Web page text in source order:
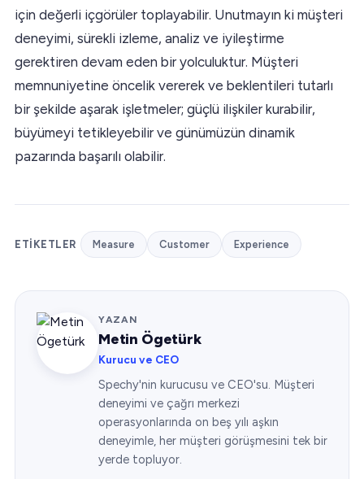
için değerli içgörüler toplayabilir. Unutmayın ki müşteri
deneyimi, sürekli izleme, analiz ve iyileştirme
gerektiren devam eden bir yolculuktur. Müşteri
memnuniyetine öncelik vererek ve beklentileri tutarlı
bir şekilde aşarak işletmeler; güçlü ilişkiler kurabilir,
büyümeyi tetikleyebilir ve günümüzün dinamik
pazarında başarılı olabilir.
ETIKETLER Measure Customer Experience
YAZAN
Metin Ögetürk
Kurucu ve CEO
Spechy'nin kurucusu ve CEO'su. Müşteri
deneyimi ve çağrı merkezi
operasyonlarında on beş yılı aşkın
deneyimle, her müşteri görüşmesini tek bir
yerde topluyor.